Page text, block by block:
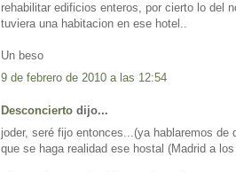
rehabilitar edificios enteros, por cierto lo del
tuviera una habitacion en ese hotel..
Un beso
9 de febrero de 2010 a las 12:54
Desconcierto dijo...
joder, seré fijo entonces...(ya hablaremos
que se haga realidad ese hostal (Madrid a